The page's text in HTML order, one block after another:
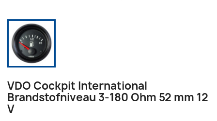
VDO Cockpit International
Brandstofniveau 3-180 Ohm 52 mm 12
V